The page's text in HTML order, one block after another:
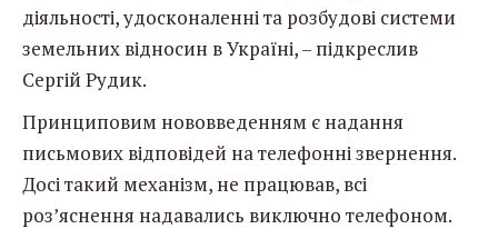
діяльності, удосконаленні та розбудові системи
земельних відносин в Україні, – підкреслив
Сергій Рудик.
Принциповим нововведенням є надання
письмових відповідей на телефонні звернення.
Досі такий механізм, не працював, всі
роз’яснення надавались виключно телефоном.